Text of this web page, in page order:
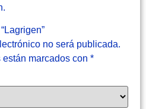
no será publicada.
marcados con *